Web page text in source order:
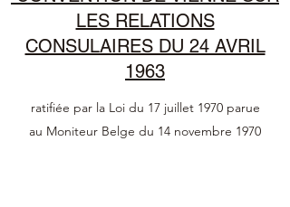
LES RELATIONS
CONSULAIRES DU 24 AVRIL
1963
ratifiée par la Loi du 17 juillet 1970 parue
au Moniteur Belge du 14 novembre 1970